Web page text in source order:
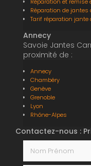
Réparation de jantes
Tarif réparation jante
Annecy
Savoie Jantes
proximité de :
Annecy
Chambéry
Genève
Grenoble
Lyon
Rhône-Alpes
Contactez-nous :